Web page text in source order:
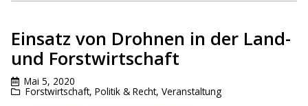
Einsatz von Drohnen in der Land-
und Forstwirtschaft
Mai 5, 2020
Forstwirtschaft, Politik & Recht, Veranstaltung